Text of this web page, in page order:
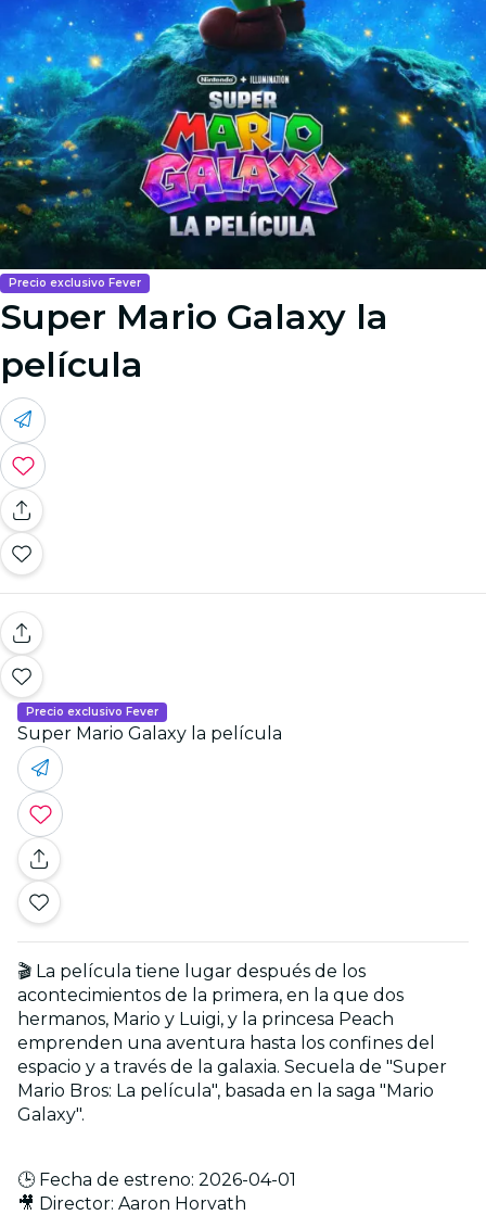
Precio exclusivo Fever
Super Mario Galaxy la
película
Precio exclusivo Fever
Super Mario Galaxy la película
🎬 La película tiene lugar después de los
acontecimientos de la primera, en la que dos
hermanos, Mario y Luigi, y la princesa Peach
emprenden una aventura hasta los confines del
espacio y a través de la galaxia. Secuela de "Super
Mario Bros: La película", basada en la saga "Mario
Galaxy".
🕒 Fecha de estreno: 2026-04-01
🎥 Director: Aaron Horvath